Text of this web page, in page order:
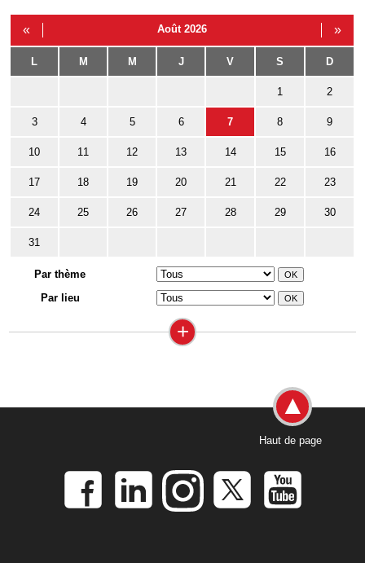
« Août 2026 »
L M M J V S D
1 2
3 4 5 6 7 8 9
10 11 12 13 14 15 16
17 18 19 20 21 22 23
24 25 26 27 28 29 30
31
Par thème
Par lieu
+
Haut de page